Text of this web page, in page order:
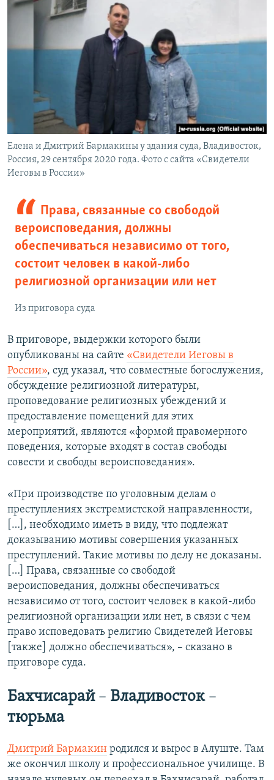
Елена и Дмитрий Бармакины у здания суда, Владивосток,
Россия, 29 сентября 2020 года. Фото с сайта «Свидетели
Иеговы в России»
Права, связанные со свободой
вероисповедания, должны
обеспечиваться независимо от того,
состоит человек в какой-либо
религиозной организации или нет
Из приговора суда
В приговоре, выдержки которого были
опубликованы на сайте «Свидетели Иеговы в
России», суд указал, что совместные богослужения,
обсуждение религиозной литературы,
проповедование религиозных убеждений и
предоставление помещений для этих
мероприятий, являются «формой правомерного
поведения, которые входят в состав свободы
совести и свободы вероисповедания».
«При производстве по уголовным делам о
преступлениях экстремистской направленности,
[…], необходимо иметь в виду, что подлежат
доказыванию мотивы совершения указанных
преступлений. Такие мотивы по делу не доказаны.
[…] Права, связанные со свободой
вероисповедания, должны обеспечиваться
независимо от того, состоит человек в какой-либо
религиозной организации или нет, в связи с чем
право исповедовать религию Свидетелей Иеговы
[также] должно обеспечиваться», – сказано в
приговоре суда.
Бахчисарай – Владивосток –
тюрьма
Дмитрий Бармакин родился и вырос в Алуште. Там
же окончил школу и профессиональное училище. В